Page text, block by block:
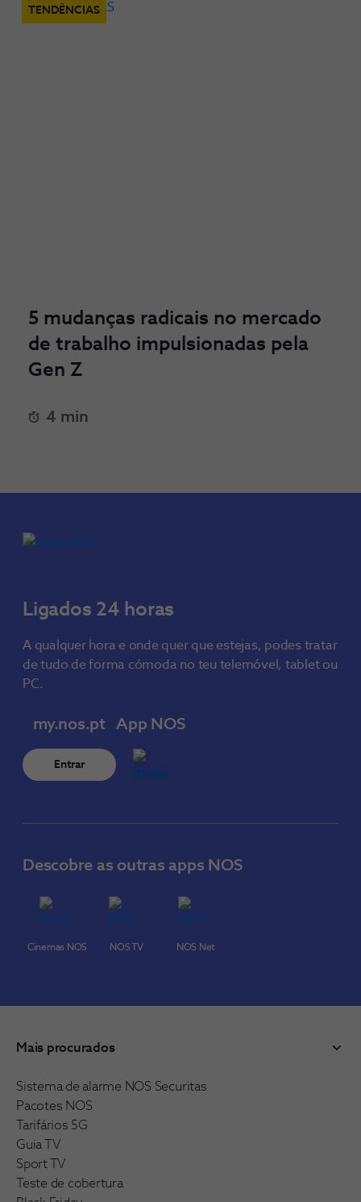
TENDÊNCIAS
5 mudanças radicais no mercado
de trabalho impulsionadas pela
Gen Z
4 min
Ligados 24 horas
A qualquer hora e onde quer que estejas, podes tratar
de tudo de forma cómoda no teu telemóvel, tablet ou
PC.
my.nos.pt
Entrar
App NOS
Descobre as outras apps NOS
Cinemas NOS NOS TV NOS Net
Mais procurados
Sistema de alarme NOS Securitas
Pacotes NOS
Tarifários 5G
Guia TV
Sport TV
Teste de cobertura